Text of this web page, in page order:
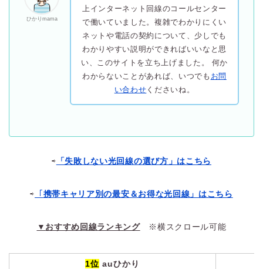
ひかりmama
上インターネット回線のコールセンター
で働いていました。複雑でわかりにくい
ネットや電話の契約について、少しでも
わかりやすい説明ができればいいなと思
い、このサイトを立ち上げました。 何か
わからないことがあれば、いつでも お問
い合わせ くださいね。
⇨ 「失敗しない光回線の選び方」はこちら
⇨ 携帯キャリア別の最安＆お得な光回線」はこちら
▼ おすすめ回線ランキング※横スクロール可能
1位 auひかり